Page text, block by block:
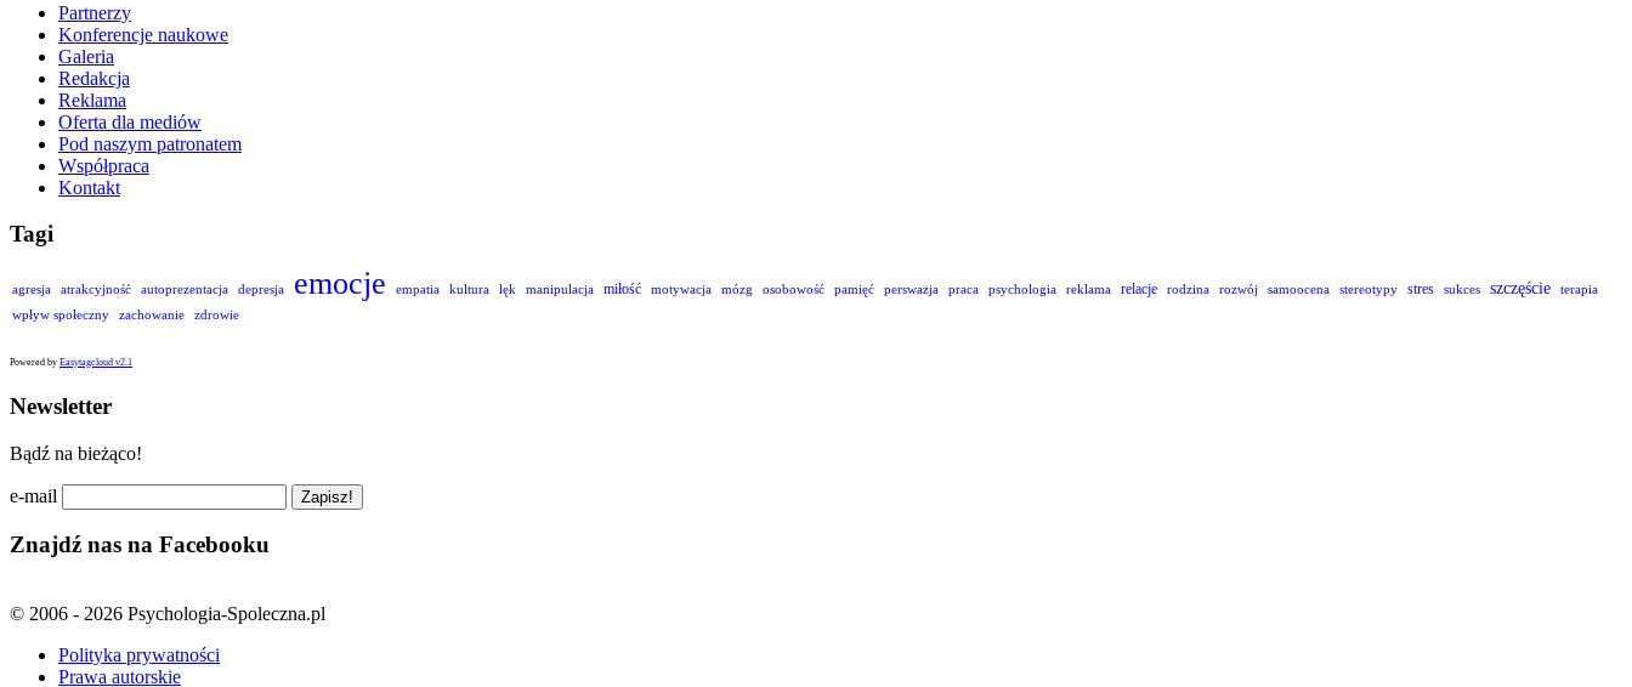
Partnerzy
Konferencje naukowe
Galeria
Redakcja
Reklama
Oferta dla mediów
Pod naszym patronatem
Współpraca
Kontakt
Tagi
agresja atrakcyjność autoprezentacja depresja emocje empatia kultura lęk manipulacja miłość motywacja mózg osobowość pamięć perswazja praca psychologia reklama relacje rodzina rozwój samoocena stereotypy stres sukces szczęście
terapia
wpływ społeczny
zachowanie zdrowie
Powered by Easytagcloud v2.1
Newsletter
Bądź na bieżąco!
e-mail
Znajdź nas na Facebooku
© 2006 - 2026 Psychologia-Spoleczna.pl
Polityka prywatności
Prawa autorskie